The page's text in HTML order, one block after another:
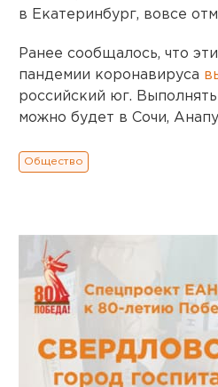
в Екатеринбург, вовсе
Ранее сообщалось, что
пандемии коронавируса
российский юг.
можно будет в Сочи,
Общество